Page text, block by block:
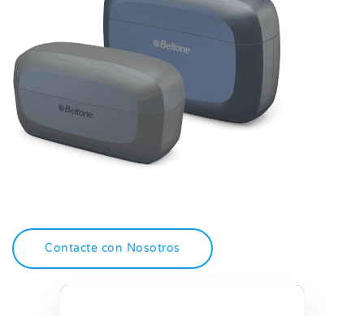
Contacte con Nosotros